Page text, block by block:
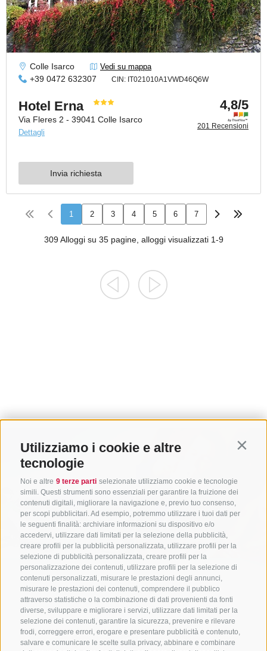
Utilizziamo i cookie e altre
tecnologie
Noi e altre 9 terze parti selezionate utilizziamo cookie e tecnologie
simili. Questi strumenti sono essenziali per garantire la fruizione dei
contenuti digitali, migliorare la navigazione e, previo tuo consenso,
per scopi pubblicitari. Ad esempio, potremmo utilizzare i tuoi dati per
le seguenti finalità: archiviare informazioni su dispositivo e/o
accedervi, utilizzare dati limitati per la selezione della pubblicità,
creare profili per la pubblicità personalizzata, utilizzare profili per la
selezione di pubblicità personalizzata, creare profili per la
personalizzazione dei contenuti, utilizzare profili per la selezione di
contenuti personalizzati, misurare le prestazioni degli annunci,
misurare le prestazioni dei contenuti, comprendere il pubblico
attraverso statistiche o la combinazione di dati provenienti da fonti
diverse, sviluppare e migliorare i servizi, utilizzare dati limitati per la
selezione dei contenuti, garantire la sicurezza, prevenire e rilevare
frodi, correggere errori, erogare e presentare pubblicità e contenuto,
salvare e comunicare le scelte sulla privacy, abbinare e combinare